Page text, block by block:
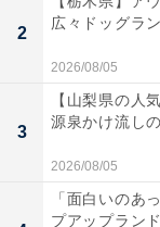
2
広々ドッグラ
2026/08/05
3
【山梨県の人
源泉かけ流し
2026/08/05
「面白いのあ
プアップラン